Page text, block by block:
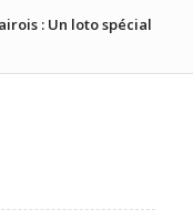
: Un loto spécial